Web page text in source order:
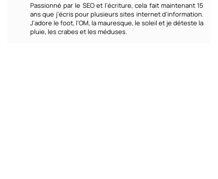
Passionné par le SEO et l'écriture, cela fait maintenant 15
ans que j'écris pour plusieurs sites internet d'information.
J'adore le foot, l'OM, la mauresque, le soleil et je déteste la
pluie, les crabes et les méduses.